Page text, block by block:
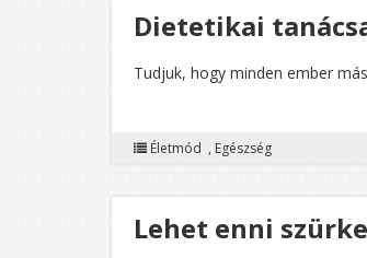
Dietetikai
Tudjuk, hogy minden ember
Életmód , Egészség
Lehet enni